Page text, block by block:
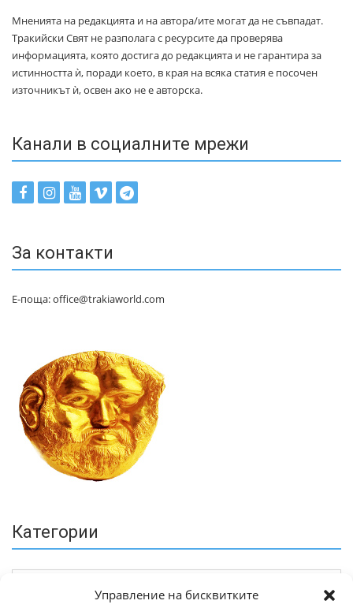
Управление на бисквитките
Мненията на редакцията и на автора/ите могат да не съвпадат.
Тракийски Свят не разполага с ресурсите да проверява
информацията, която достига до редакцията и не гарантира за
истинността ѝ, поради което, в края на всяка статия е посочен
източникът ѝ, освен ако не е авторска.
Канали в социалните мрежи
За контакти
Е-поща: office@trakiaworld.com
Категории